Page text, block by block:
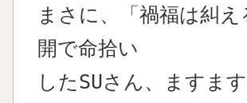
まさに、「禍福は糾
開で命拾い
したSUさん、ますま